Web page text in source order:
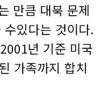
만큼 대북 문제
있다는 것이다.
년 기준 미국
가족까지 합치